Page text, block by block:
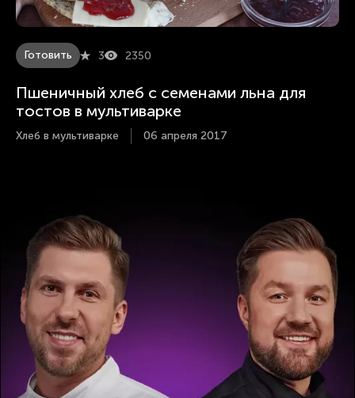
Готовить 3 2350
Пшеничный хлеб с семенами льна для
тостов в мультиварке
Хлеб в мультиварке 06 апреля 2017